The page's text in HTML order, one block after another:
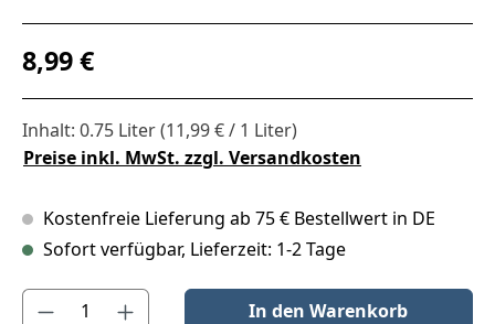
Regulärer Preis:
8,99 €
Inhalt: 0.75 Liter(11,99 € / 1 Liter)
Preise inkl. MwSt. zzgl. Versandkosten
Kostenfreie Lieferung ab 75 € Bestellwert in DE
Sofort verfügbar, Lieferzeit: 1-2 Tage
Produkt Anzahl: Gib den gewünschten Wert ein oder benutze
In den Warenkorb